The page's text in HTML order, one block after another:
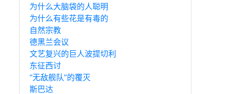
为什么大脑袋的人聪明
为什么有些花是有毒的
自然宗教
德黑兰会议
文艺复兴的巨人波提切利
东征西讨
“无敌舰队”的覆灭
斯巴达